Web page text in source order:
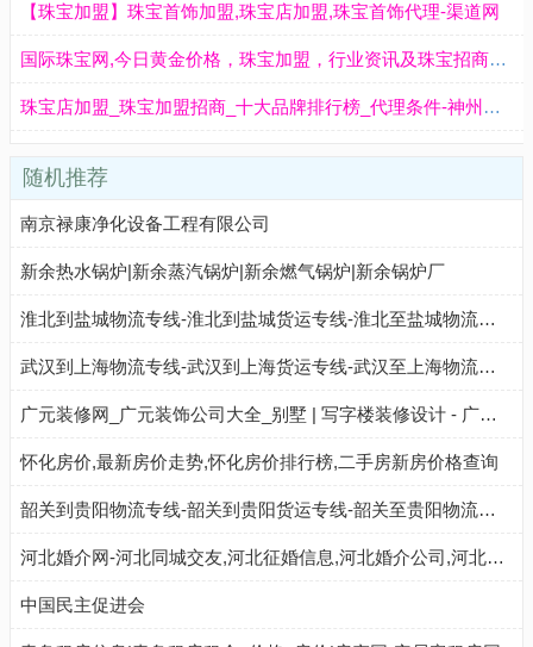
【珠宝加盟】珠宝首饰加盟,珠宝店加盟,珠宝首饰代理-渠道网
国际珠宝网,今日黄金价格，珠宝加盟，行业资讯及珠宝招商交流的珠宝门户网站。
珠宝店加盟_珠宝加盟招商_十大品牌排行榜_代理条件-神州加盟网
随机推荐
南京禄康净化设备工程有限公司
新余热水锅炉|新余蒸汽锅炉|新余燃气锅炉|新余锅炉厂
淮北到盐城物流专线-淮北到盐城货运专线-淮北至盐城物流公司-就发物流网
武汉到上海物流专线-武汉到上海货运专线-武汉至上海物流公司-就发物流网
广元装修网_广元装饰公司大全_别墅 | 写字楼装修设计 - 广元人人装修网
怀化房价,最新房价走势,怀化房价排行榜,二手房新房价格查询
韶关到贵阳物流专线-韶关到贵阳货运专线-韶关至贵阳物流公司-就发物流网
河北婚介网-河北同城交友,河北征婚信息,河北婚介公司,河北相亲找对象,河北相亲交友网站
中国民主促进会